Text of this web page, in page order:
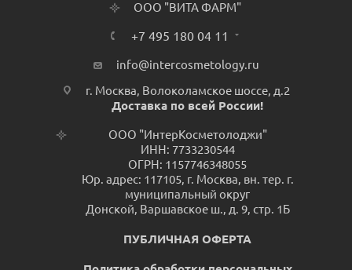
ООО "ВИТА ФАРМ"
+7 495 180 04 11
info@intercosmetology.ru
г. Москва, Волоколамское шоссе, д.2
Доставка по всей России!
ООО "ИнтерКосметолоджи"
ИНН: 7733230544
ОГРН: 1157746348055
Юр. адрес: 117105, г. Москва, вн. тер. г.
муниципальный округ
Донской, Варшавское ш., д. 9, стр. 1Б
ПУБЛИЧНАЯ ОФЕРТА